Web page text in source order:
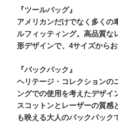
『ツールバッグ』
アメリカンだけでなく多くの
ルフィッティング。高品質な
形デザインで、4サイズから
『バックパック』
ヘリテージ・コレクションの
ングでの使用を考えたデザイ
スコットンとレーザーの質感
も映える大人のバックパック